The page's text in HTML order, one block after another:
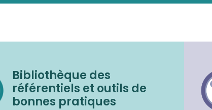
Bibliothèque des
référentiels et outils de
bonnes pratiques